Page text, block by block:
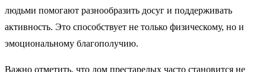
людьми помогают разнообразить досуг и поддерживать
активность. Это способствует не только физическому, но и
эмоциональному благополучию.
Важно отметить, что дом престарелых часто становится не